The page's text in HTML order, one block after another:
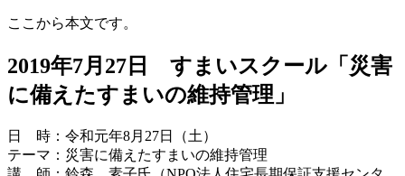
ここから本文です。
2019年7月27日 すまいスクール「災害
に備えたすまいの維持管理」
日 時：令和元年8月27日（土）
テーマ：災害に備えたすまいの維持管理